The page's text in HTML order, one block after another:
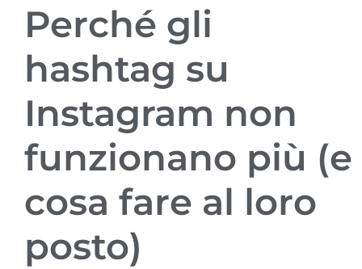
Perché gli
hashtag su
Instagram non
funzionano più (e
cosa fare al loro
posto)